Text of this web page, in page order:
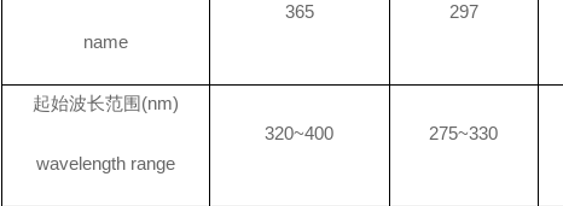
name
365 297
起始波长范围 (nm)
wavelength range
320~400 275~330